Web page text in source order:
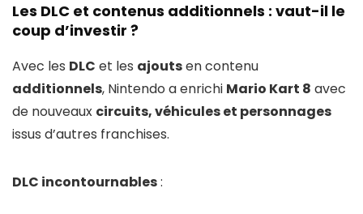
Les DLC et contenus additionnels : vaut-il le
coup d’investir ?
Avec les DLC et les ajoutsen contenu
additionnels, Nintendo a enrichi Mario Kart 8 avec
de nouveaux circuits, véhicules et personnages
issus d’autres franchises.
DLC incontournables: